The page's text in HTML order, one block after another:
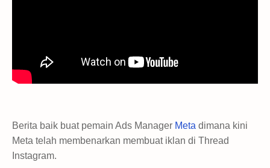
Berita baik buat pemain Ads Manager Meta dimana kini
Meta telah membenarkan membuat iklan di Thread
Instagram.